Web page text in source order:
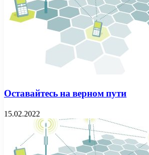
Оставайтесь на верном пути
15.02.2022